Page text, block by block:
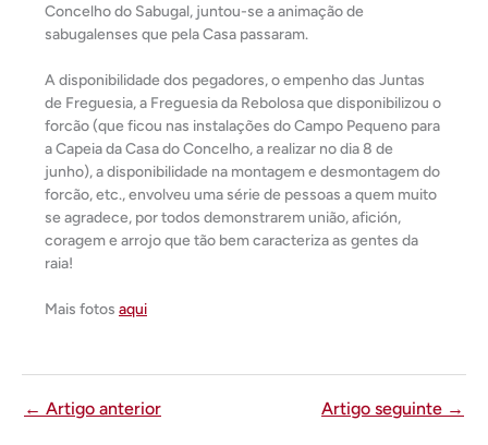
Concelho do Sabugal, juntou-se a animação de
sabugalenses que pela Casa passaram.
A disponibilidade dos pegadores, o empenho das Juntas
de Freguesia, a Freguesia da Rebolosa que disponibilizou o
forcão (que ficou nas instalações do Campo Pequeno para
a Capeia da Casa do Concelho, a realizar no dia 8 de
junho), a disponibilidade na montagem e desmontagem do
forcão, etc., envolveu uma série de pessoas a quem muito
se agradece, por todos demonstrarem união, afición,
coragem e arrojo que tão bem caracteriza as gentes da
raia!
Mais fotos aqui
← Artigo anterior Artigo seguinte →